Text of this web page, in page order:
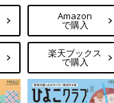
Amazon
で購入
楽天ブックス
で購入